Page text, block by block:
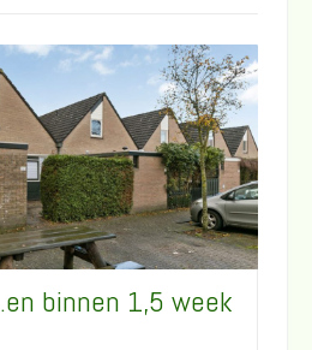
binnen 1,5 week